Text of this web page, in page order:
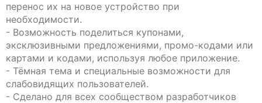
перенос их на новое устройство при
необходимости.
- Возможность поделиться купонами,
эксклюзивными предложениями, промо-кодами или
картами и кодами, используя любое приложение.
- Тёмная тема и специальные возможности для
слабовидящих пользователей.
- Сделано для всех сообществом разработчиков